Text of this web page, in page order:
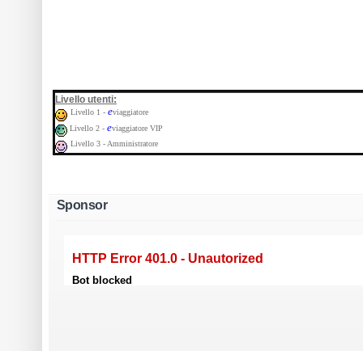
Livello utenti:
Livello 1 - eviaggiatore
Livello 2 - eviaggiatore VIP
Livello 3 - Amministratore
Sponsor